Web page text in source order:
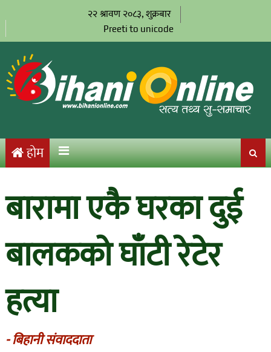
२२ श्रावण २०८३, शुक्रबार
Preeti to unicode
होम
बारामा एकै घरका दुई
बालकको घाँटी रेटेर
हत्या
- बिहानी संवाददाता